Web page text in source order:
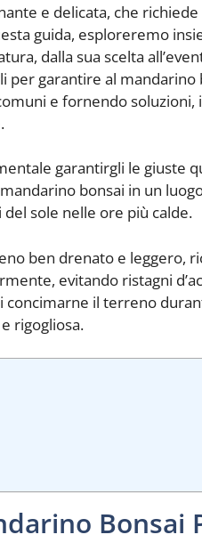
e delicata, che
guida, esploreremo
dalla sua scelta
garantire al mandarino
e fornendo soluzioni,
garantirgli le giuste
bonsai in un
sole nelle ore più calde.
ben drenato e leggero,
evitando ristagni
il terreno
rigogliosa.
Bonsai